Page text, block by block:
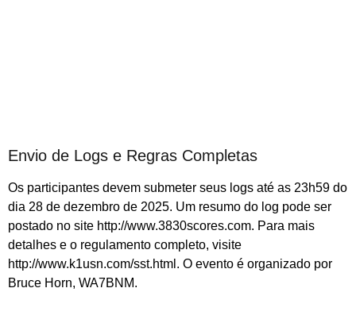
Envio de Logs e Regras Completas
Os participantes devem submeter seus logs até as 23h59 do
dia 28 de dezembro de 2025. Um resumo do log pode ser
postado no site http://www.3830scores.com. Para mais
detalhes e o regulamento completo, visite
http://www.k1usn.com/sst.html. O evento é organizado por
Bruce Horn, WA7BNM.